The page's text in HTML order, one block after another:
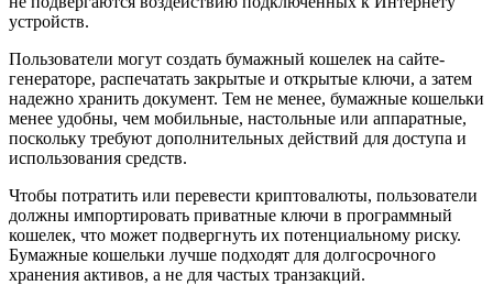
устройств.
Пользователи могут создать бумажный кошелек на сайте-
генераторе, распечатать закрытые и открытые ключи, а затем
надежно хранить документ. Тем не менее, бумажные кошельки
менее удобны, чем мобильные, настольные или аппаратные,
поскольку требуют дополнительных действий для доступа и
использования средств.
Чтобы потратить или перевести криптовалюты, пользователи
должны импортировать приватные ключи в программный
кошелек, что может подвергнуть их потенциальному риску.
Бумажные кошельки лучше подходят для долгосрочного
хранения активов, а не для частых транзакций.